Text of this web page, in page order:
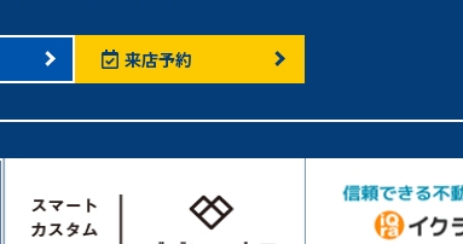
来店予約